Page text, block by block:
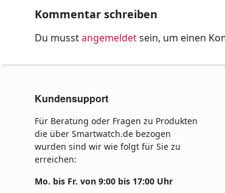
Kommentar schreiben
Du musstangemeldetsein, um einen
Kundensupport
Für Beratung oder Fragen zu Produkten
die über Smartwatch.de bezogen
wurden sind wir wie folgt für Sie zu
erreichen:
Mo. bis Fr. von 9:00 bis 17:00 Uhr